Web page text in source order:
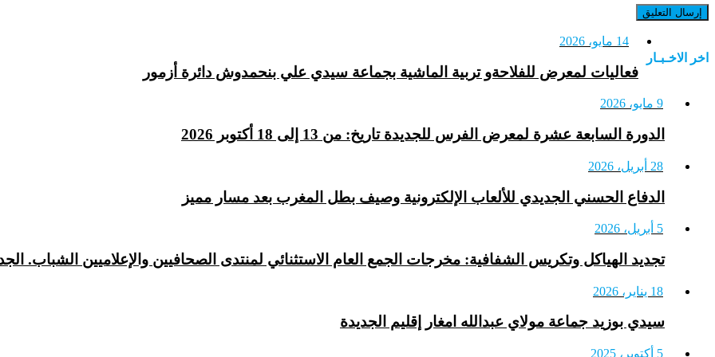
اخر الاخـبـار
14 مايو، 2026
فعاليات لمعرض للفلاحةو تربية الماشية بجماعة سيدي علي بنحمدوش دائرة أزمور
9 مايو، 2026
الدورة السابعة عشرة لمعرض الفرس للجديدة تاريخ: من 13 إلى 18 أكتوبر 2026
28 أبريل، 2026
الدفاع الحسني الجديدي للألعاب الإلكترونية وصيف بطل المغرب بعد مسار مميز
5 أبريل، 2026
تجديد الهياكل وتكريس الشفافية: مخرجات الجمع العام الاستثنائي لمنتدى الصحافيين والإعلاميين الشباب.
18 يناير، 2026
سيدي بوزيد جماعة مولاي عبدالله امغار إقليم الجديدة
5 أكتوبر، 2025